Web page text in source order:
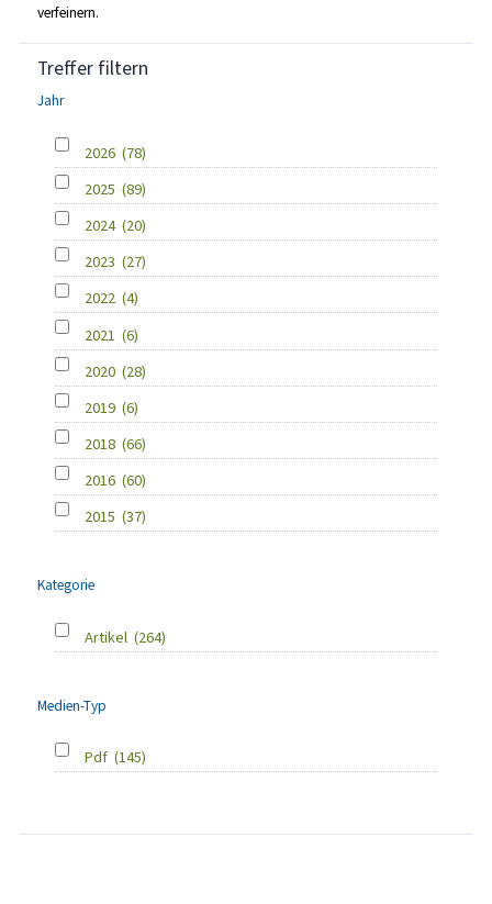
verfeinern.
Treffer filtern
Jahr
2026 (78)
2025 (89)
2024 (20)
2023 (27)
2022 (4)
2021 (6)
2020 (28)
2019 (6)
2018 (66)
2016 (60)
2015 (37)
Kategorie
Artikel (264)
Medien-Typ
Pdf (145)